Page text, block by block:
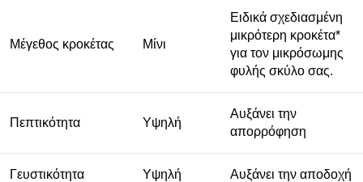
Μέγεθος κροκέτας Μίνι
Ειδικά σχεδιασμένη
μικρότερη κροκέτα*
για τον μικρόσωμης
φυλής σκύλο σας.
Πεπτικότητα Υψηλή
Αυξάνει την
απορρόφηση
Γευστικότητα Υψηλή Αυξάνει την αποδοχή